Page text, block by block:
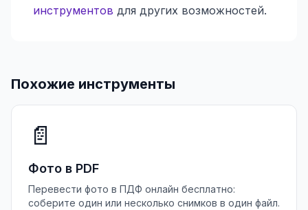
инструментов для других возможностей.
Похожие инструменты
📄
Фото в PDF
Перевести фото в ПДФ онлайн бесплатно:
соберите один или несколько снимков в один файл.